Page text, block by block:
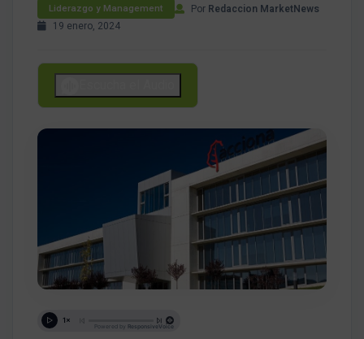
Liderazgo y Management Por Redaccion MarketNews
19 enero, 2024